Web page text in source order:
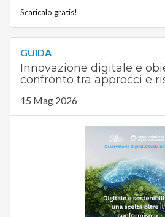
Scaricalo gratis!
GUIDA
Innovazione digitale e
confronto tra approcci e
15 Mag 2026